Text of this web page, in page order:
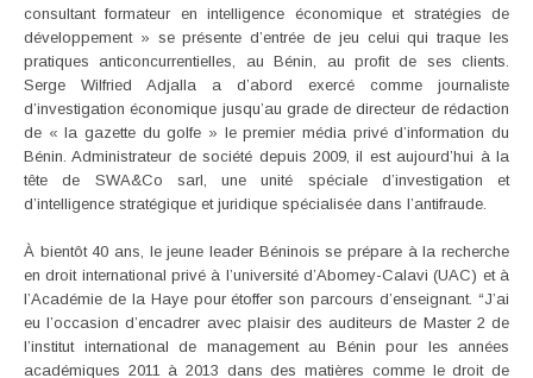
consultant formateur en intelligence économique et stratégies de
développement » se présente d’entrée de jeu celui qui traque les
pratiques anticoncurrentielles, au Bénin, au profit de ses clients.
Serge Wilfried Adjalla a d’abord exercé comme journaliste
d’investigation économique jusqu’au grade de directeur de rédaction
de « la gazette du golfe » le premier média privé d’information du
Bénin. Administrateur de société depuis 2009, il est aujourd’hui à la
tête de SWA&Co sarl, une unité spéciale d’investigation et
d’intelligence stratégique et juridique spécialisée dans l’antifraude.
À bientôt 40 ans, le jeune leader Béninois se prépare à la recherche
en droit international privé à l’université d’Abomey-Calavi (UAC) et à
l’Académie de la Haye pour étoffer son parcours d’enseignant. “J’ai
eu l’occasion d’encadrer avec plaisir des auditeurs de Master 2 de
l’institut international de management au Bénin pour les années
académiques 2011 à 2013 dans des matières comme le droit de